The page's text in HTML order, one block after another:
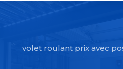
volet roulant prix avec